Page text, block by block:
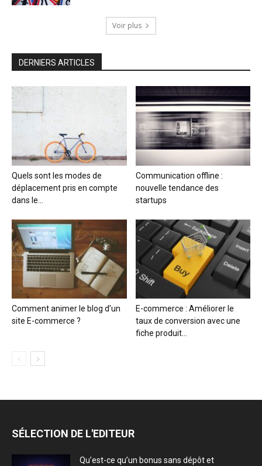
Voir plus
DERNIERS ARTICLES
Quels sont les modes de
déplacement pris en compte
dans le...
Communication offline :
nouvelle tendance des
startups
Comment animer le blog d’un
site E-commerce ?
E-commerce : Améliorer le
taux de conversion avec une
fiche produit...
SÉLECTION DE L'EDITEUR
Qu’est-ce qu’un bonus sans dépôt et